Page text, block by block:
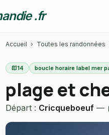
.fr
Accueil › Toutes les randonnées
map14 boucle horaire label mer
plage et
Départ : Cricqueboeuf —